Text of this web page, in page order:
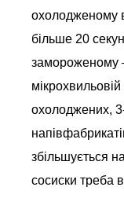
охолодженому
більше 20
замороженому
охолоджених,
збільшується
сосиски треба